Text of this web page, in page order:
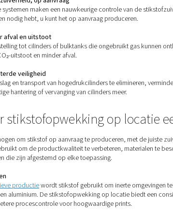
De voordelen van het ter
Of u nu een enkele productielijn runt of een
1. Lagere exploitatiekosten
Zeg vaarwel tegen terugkerende
2. Geen stroomonderbrekingen
Vermijd de risico's van late leveringen,
pieken in de vraag of onderbrekingen in de
3. Hoge zuiverheid, op aanvraag
Moderne systemen maken een nauwkeurige
processen nodig hebt, u kunt het op aanvraag